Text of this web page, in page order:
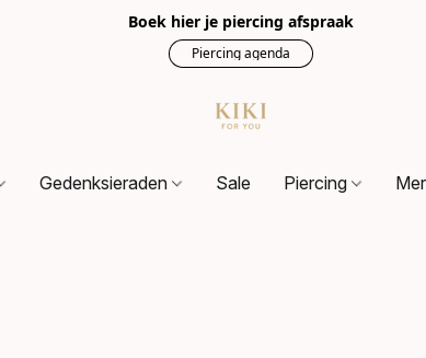
Boek hier je piercing afspraak
Piercing agenda
Gedenksieraden Sale Piercing